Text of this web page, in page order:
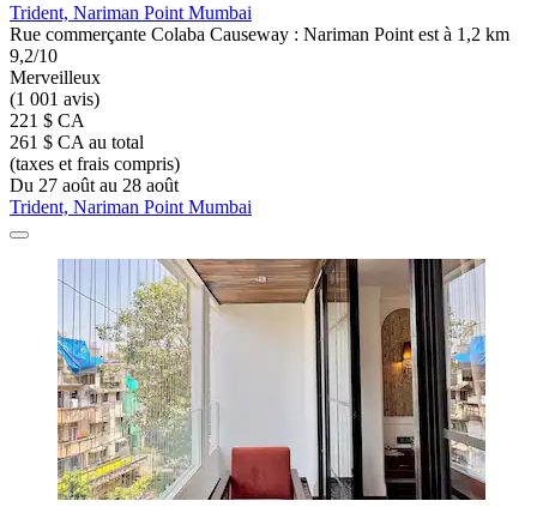
Trident, Nariman Point Mumbai
Rue commerçante Colaba Causeway : Nariman Point est à 1,2 km
9,2/10
Merveilleux
(1 001 avis)
221 $ CA
261 $ CA au total
(taxes et frais compris)
Du 27 août au 28 août
Trident, Nariman Point Mumbai